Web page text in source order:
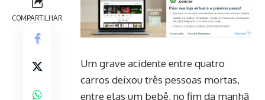
COMPARTILHAR
Um grave acidente entre quatro
carros deixou três pessoas mortas,
entre elas um bebê, no fim da manhã